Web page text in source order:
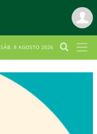
SÁB. 8 AGOSTO 2026